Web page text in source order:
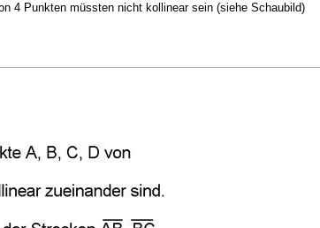
4 Punkten müssten nicht kollinear sein (siehe Schaubild)